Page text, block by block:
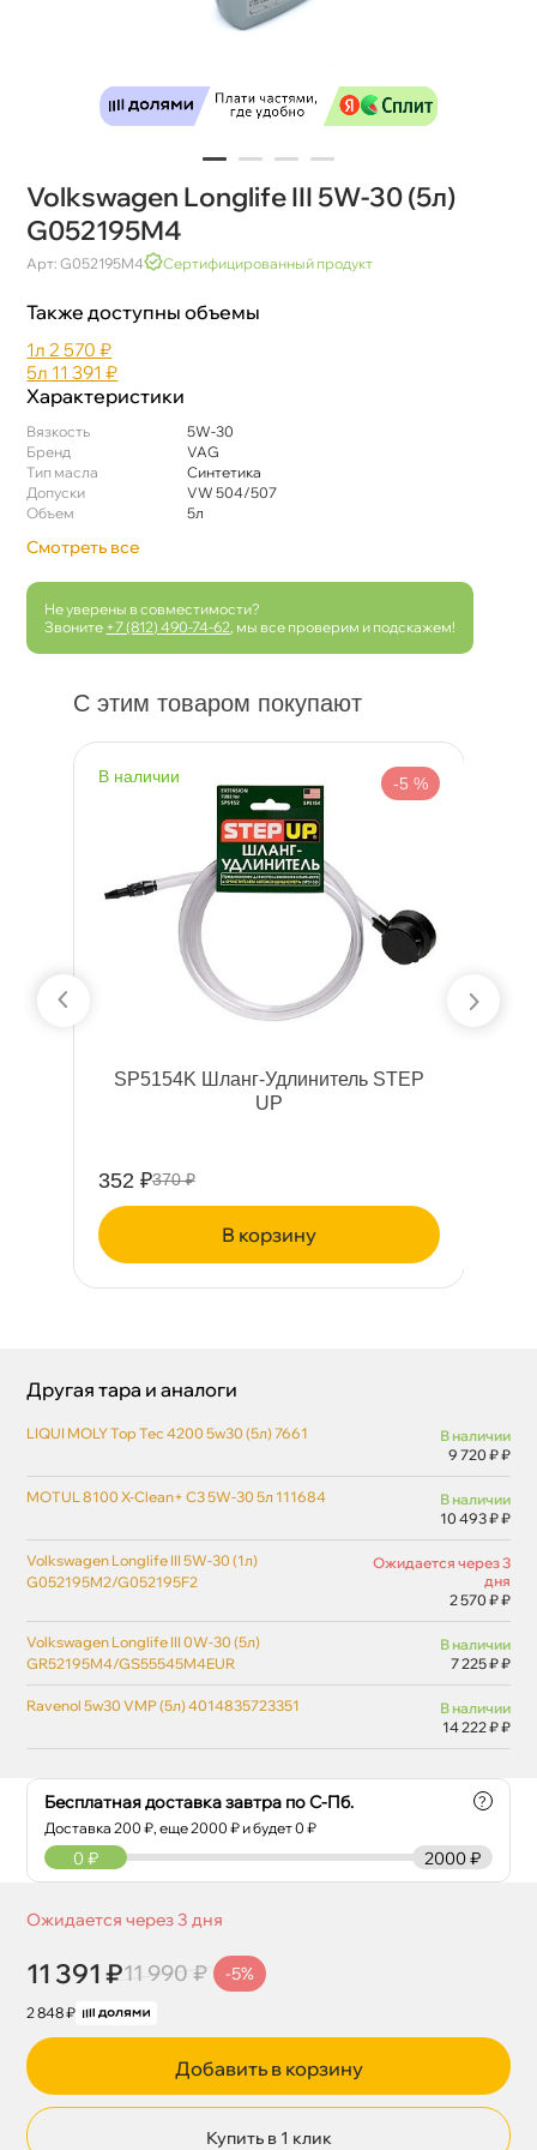
Volkswagen Longlife III 5W-30 (5л)
G052195M4
Арт: G052195M4 Сертифицированный продукт
Также доступны объемы
1л 2 570 ₽
5л 11 391 ₽
Характеристики
язкость
5W-30
Бренд
VAG
Тип масла
Синтетика
Допуски
VW 504/507
Объем
5л
Смотреть все
Не уверены в совместимости?
Звоните +7 (812) 490-74-62 , мы все проверим и подскажем!
С этим товаром покупают
наличии -5 %
SP5154K Шланг-Удлинитель STEP
UP
352 ₽370 ₽
корзину
Бесплатная доставка завтра по С-Пб.
Доставка200 ₽, еще2000 ₽ и будет 0 ₽
?
2000 ₽
0 ₽
Ожидается через 3 дня
11 391 ₽11 990 ₽ -5%
2 848 ₽
Добавить в корзину
Купить в 1 клик
Другая тара и аналоги
LIQUI MOLY Top Tec 4200 5w30 (5л) 7661
наличии
9 720 ₽ ₽
MOTUL 8100 X-Clean+ C3 5W-30 5л 111684
наличии
10 493 ₽ ₽
Volkswagen Longlife III 5W-30 (1л)
G052195M2/G052195F2
Ожидается через 3
дня
2 570 ₽ ₽
Volkswagen Longlife III 0W-30 (5л)
GR52195M4/GS55545M4EUR
наличии
7 225 ₽ ₽
Ravenol 5w30 VMP (5л) 4014835723351
наличии
14 222 ₽ ₽